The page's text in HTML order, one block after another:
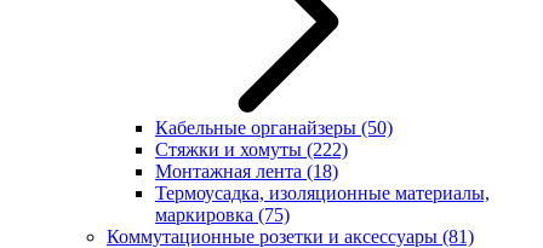
Кабельные органайзеры (50)
Стяжки и хомуты (222)
Монтажная лента (18)
Термоусадка, изоляционные материалы,
маркировка (75)
Коммутационные розетки и аксессуары (81)